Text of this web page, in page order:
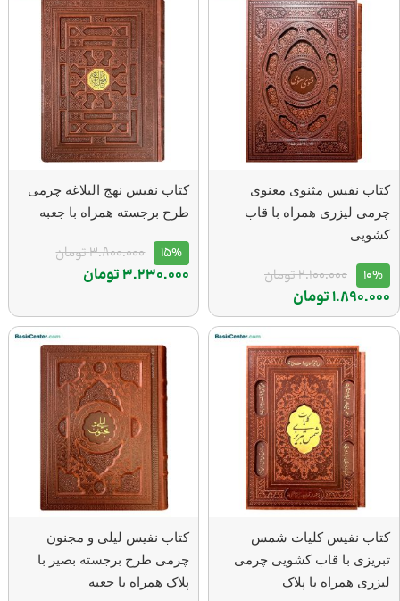
کتاب نفیس مثنوی معنوی
چرمی لیزری همراه با قاب
کشویی
10%
2.100.000تومان
1.890.000تومان
کتاب نفیس نهج البلاغه چرمی
طرح برجسته همراه با جعبه
15%
3.800.000تومان
3.230.000تومان
کتاب نفیس کلیات شمس
تبریزی با قاب کشویی چرمی
لیزری همراه با پلاک
کتاب نفیس لیلی و مجنون
چرمی طرح برجسته بصیر با
پلاک همراه با جعبه